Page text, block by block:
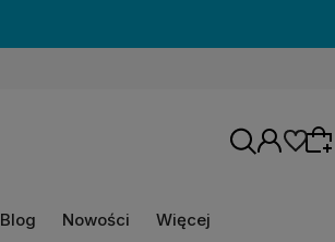
Blog Nowości Więcej